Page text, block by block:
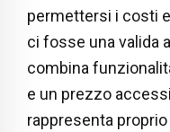
permettersi i costi
ci fosse una valida
combina
e un prezzo
rappresenta